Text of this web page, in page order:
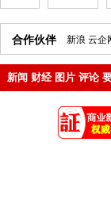
合作伙伴 新浪 云企
新闻 财经 图片 评论